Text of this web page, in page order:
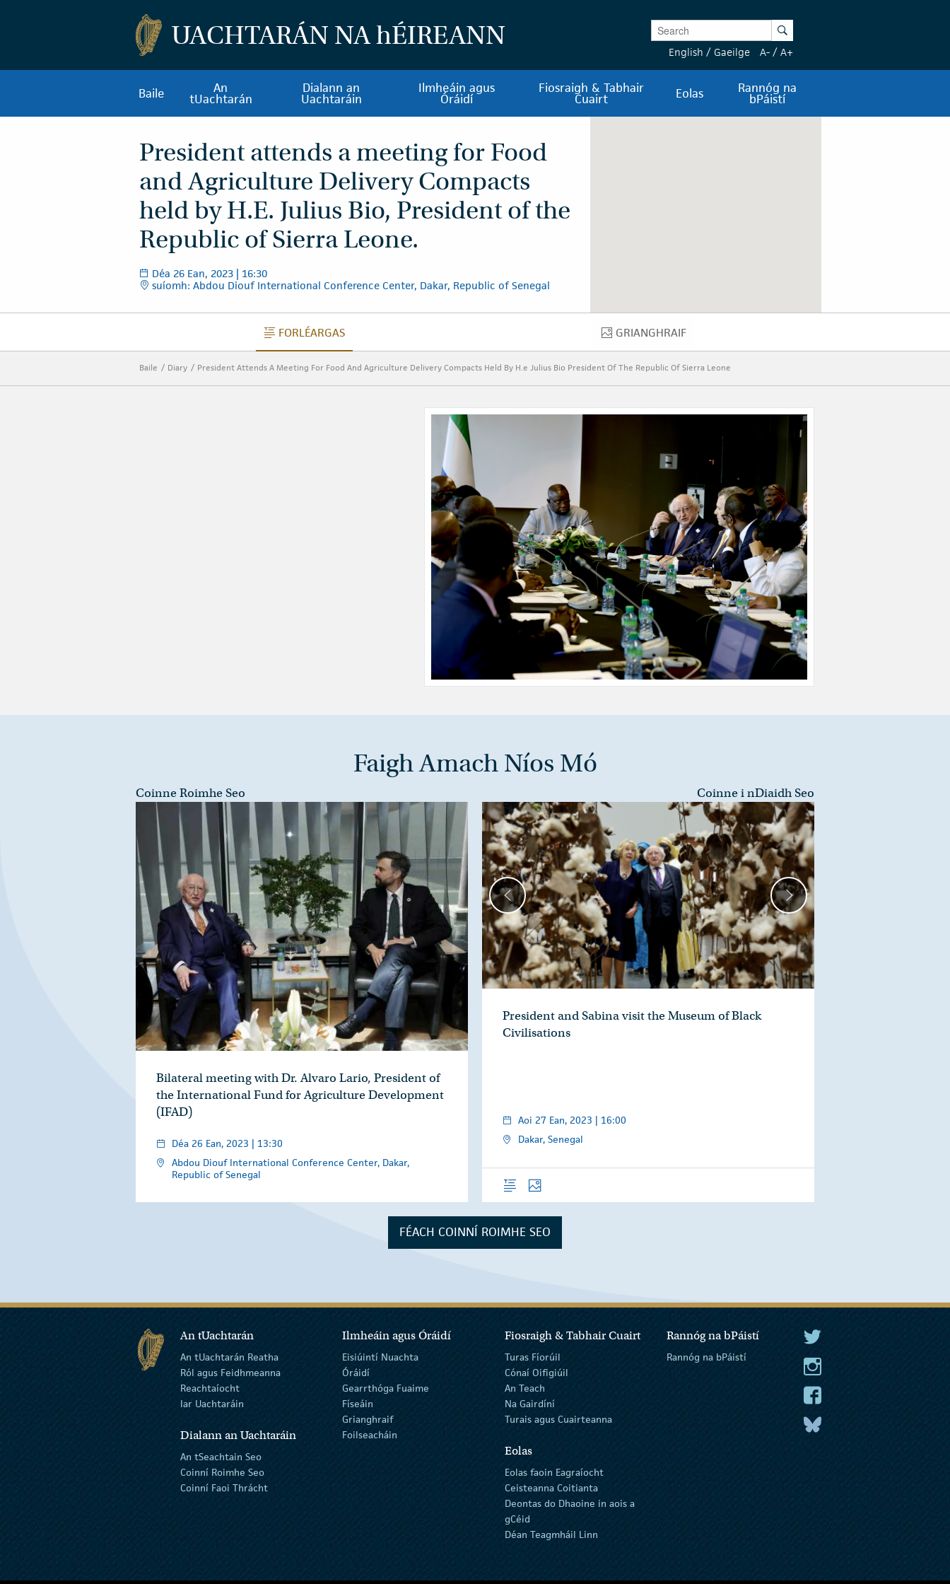
UACHTARÁN NAhÉIREANN Enter Keywords Search
English / Gaeilge A- / A+
Baile An
tUachtarán
Dialann an
Uachtaráin
Ilmheáin agus
Óráidí
Fiosraigh & Tabhair
Cuairt Eolas Rannóg na
bPáistí
President attends a meeting for Food
and Agriculture Delivery Compacts
held by H.E. Julius Bio, President of the
Republic of Sierra Leone.
Déa 26 Ean, 2023 | 16:30
suíomh: Abdou Diouf International Conference Center, Dakar, Republic of Senegal
FORLÉARGAS
FORLÉARGAS GRIANGHRAIF
GRIANGHRAIF
Baile Diary President Attends A Meeting For Food And Agriculture Delivery Compacts Held By H.e Julius Bio President Of The Republic Of Sierra Leone
Faigh Amach Níos Mó
Coinne Roimhe Seo
Bilateral meeting with Dr. Alvaro Lario, President of
the International Fund for Agriculture Development
(IFAD)
Déa 26 Ean, 2023 | 13:30
Abdou Diouf International Conference Center, Dakar,
Republic of Senegal
Coinne i nDiaidh Seo
President and Sabina visit the Museum of Black
Civilisations
Aoi 27 Ean, 2023 | 16:00
Dakar, Senegal
ForléargasGrianghraif
FÉACH COINNÍ ROIMHE SEO
An tUachtarán
An tUachtarán Reatha
Ról agus Feidhmeanna
Reachtaíocht
Iar Uachtaráin
Dialann an Uachtaráin
An tSeachtain Seo
Coinní Roimhe Seo
Coinní Faoi Thrácht
Ilmheáin agus Óráidí
Eisiúintí Nuachta
Óráidí
Gearrthóga Fuaime
Físeáin
Grianghraif
Foilseacháin
Fiosraigh & Tabhair Cuairt
Turas Fíorúil
Cónaí Oifigiúil
An Teach
Na Gairdíní
Turais agus Cuairteanna
Eolas
Eolas faoin Eagraíocht
Ceisteanna Coitianta
Deontas do Dhaoine in aois a
gCéid
Déan Teagmháil Linn
Rannóg na bPáistí
Rannóg na bPáistí
An tUachtarán Twitter
An tUachtarán Instagram
An tUachtarán Facebook
An tUachtarán